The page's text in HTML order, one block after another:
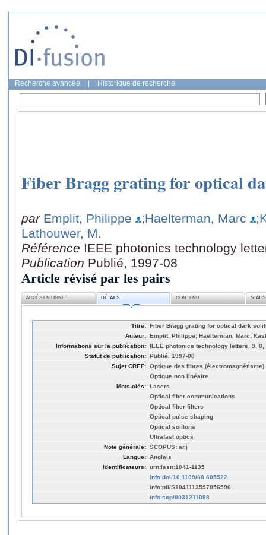
Recherche avancée Historique de recherche
Fiber Bragg grating for optical
par Emplit, Philippe ;Haelterman, Marc
Lathouwer, M.
Référence IEEE photonics technology
Publication Publié, 1997-08
Article révisé par les pairs
ACCÈS EN LIGNE DÉTAILS CONTENU
Titre: Fiber Bragg grating for optical dark
Auteur: Emplit, Philippe; Haelterman, Marc;
Informations sur la publication: IEEE photonics technology letters, 9, 8,
Statut de publication: Publié, 1997-08
Sujet CREF: Optique des fibres (électromagnétisme)
Optique non linéaire
Mots-clés: Lasers
Optical fiber communications
Optical fiber filters
Optical pulse shaping
Optical solitons
Ultrafast optics
Note générale: SCOPUS: ar.j
Langue: Anglais
Identificateurs: urn:issn:1041-1135
info:doi/10.1109/68.605522
info:pii/S1041113597056590
info:scp/0031211098